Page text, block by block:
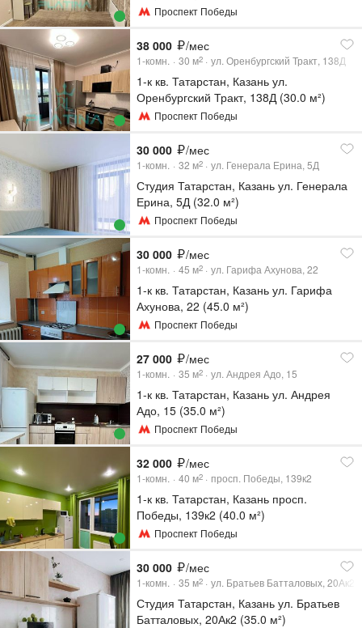
Проспект Победы
38 000 /мес
1-комн. 30 м2 ул. Оренбургский Тракт, 138Д
1-к кв. Татарстан, Казань ул.
Оренбургский Тракт, 138Д (30.0 м²)
Проспект Победы
30 000 /мес
1-комн. 32 м2 ул. Генерала Ерина, 5Д
Студия Татарстан, Казань ул. Генерала
Ерина, 5Д (32.0 м²)
Проспект Победы
30 000 /мес
1-комн. 45 м2 ул. Гарифа Ахунова, 22
1-к кв. Татарстан, Казань ул. Гарифа
Ахунова, 22 (45.0 м²)
Проспект Победы
27 000 /мес
1-комн. 35 м2 ул. Андрея Адо, 15
1-к кв. Татарстан, Казань ул. Андрея
Адо, 15 (35.0 м²)
Проспект Победы
32 000 /мес
1-комн. 40 м2 просп. Победы, 139к2
1-к кв. Татарстан, Казань просп.
Победы, 139к2 (40.0 м²)
Проспект Победы
30 000 /мес
1-комн. 35 м2 ул. Братьев Батталовых, 20Ак2
Студия Татарстан, Казань ул. Братьев
Батталовых, 20Ак2 (35.0 м²)